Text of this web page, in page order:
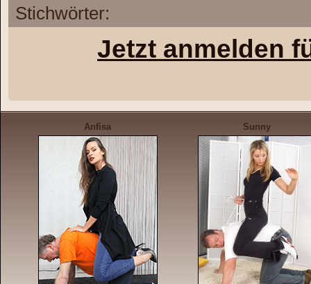
Stichwörter:
Jetzt anmelden
Anfisa Sunny